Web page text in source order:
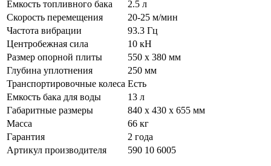
Емкость топливного бака
2.5 л
Скорость перемещения
20-25 м/мин
Частота вибрации
93.3 Гц
Центробежная сила
10 кН
Размер опорной плиты
550 x 380 мм
Глубина уплотнения
250 мм
Транспортировочные колеса Есть
Емкость бака для воды
13 л
Габаритные размеры
840 x 430 x 655 мм
Масса
66 кг
Гарантия
2 года
Артикул производителя
590 10 6005